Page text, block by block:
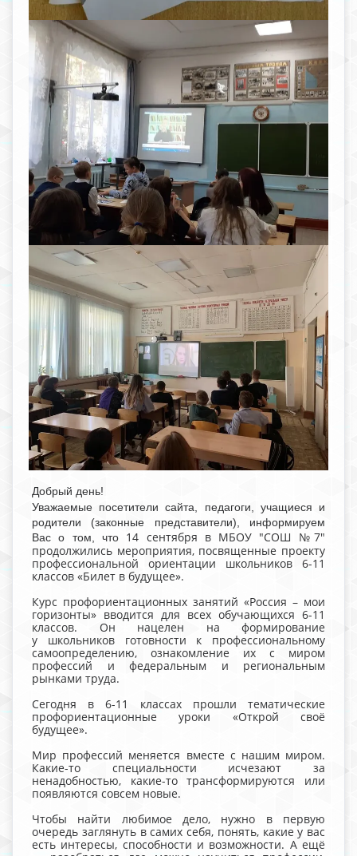
Добрый день!
Уважаемые посетители сайта, педагоги, учащиеся и
родители (законные представители), информируем
Вас о том, что 14 сентября в МБОУ "СОШ №7"
продолжились мероприятия, посвященные проекту
профессиональной ориентации школьников 6-11
классов «Билет в будущее».
Курс профориентационных занятий «Россия – мои
горизонты» вводится для всех обучающихся 6-11
классов. Он нацелен на формирование
у школьников готовности к профессиональному
самоопределению, ознакомление их с миром
профессий и федеральным и региональным
рынками труда.
Сегодня в 6-11 классах прошли тематические
профориентационные уроки «Открой своё
будущее».
Мир профессий меняется вместе с нашим миром.
Какие-то специальности исчезают за
ненадобностью, какие-то трансформируются или
появляются совсем новые.
Чтобы найти любимое дело, нужно в первую
очередь заглянуть в самих себя, понять, какие у вас
есть интересы, способности и возможности. А ещё